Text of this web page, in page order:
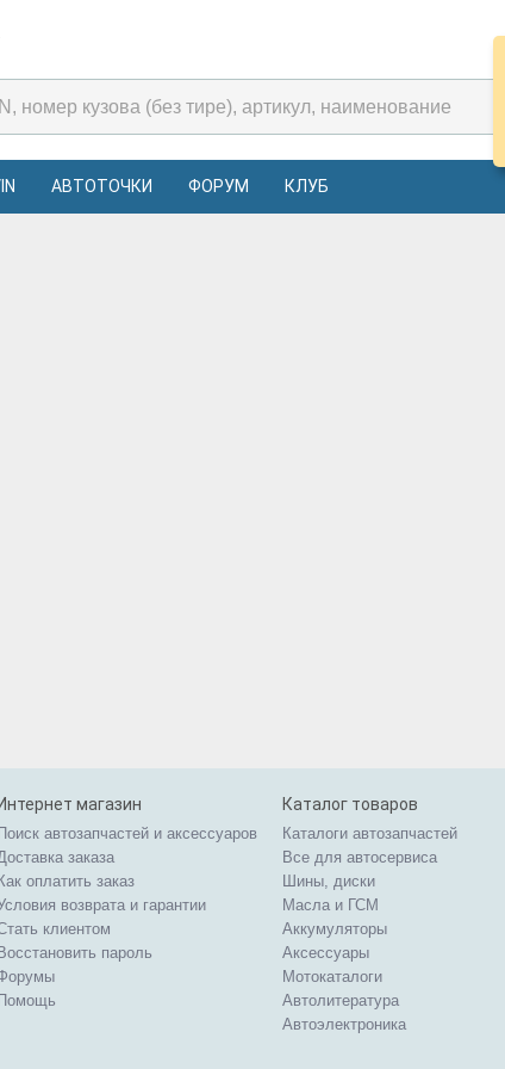
АВТОТОЧКИ ФОРУМ КЛУБ
Интернет магазин
Поиск автозапчастей и аксессуаров
заказа
Как оплатить заказ
возврата и гарантии
клиентом
Восстановить пароль
Помощь
Каталог товаров
Каталоги автозапчастей
Все для автосервиса
Шины, диски
Масла и ГСМ
Аккумуляторы
Аксессуары
Мотокаталоги
Автолитература
Автоэлектроника